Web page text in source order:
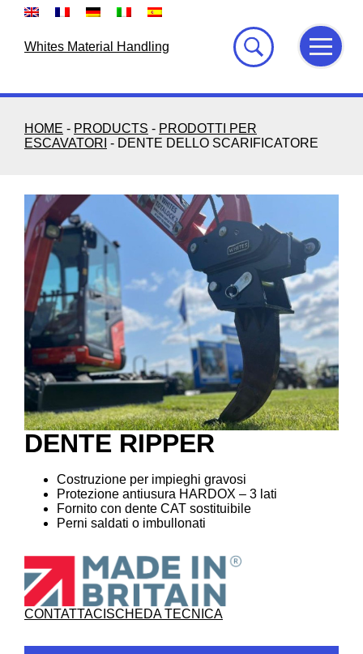
Skip
Whites Material Handling
HOME - PRODUCTS - PRODOTTI PER
ESCAVATORI - DENTE DELLO SCARIFICATORE
DENTE RIPPER
Costruzione per impieghi gravosi
Protezione antiusura HARDOX – 3 lati
Fornito con dente CAT sostituibile
Perni saldati o imbullonati
CONTATTACI SCHEDA TECNICA